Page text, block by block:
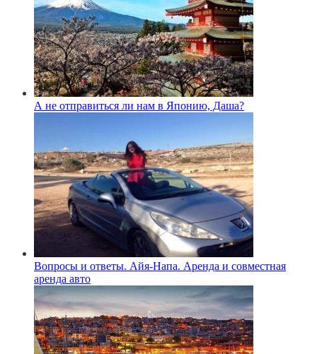
А не отправиться ли нам в Японию, Даша?
Вопросы и ответы. Айя-Напа. Аренда и совместная
аренда авто